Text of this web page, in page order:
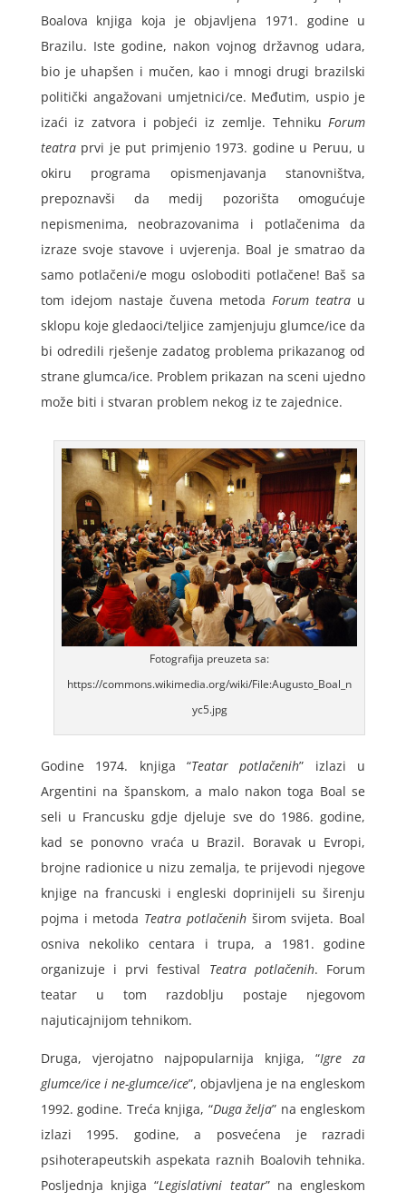
Boalova knjiga koja je objavljena 1971. godine u
Brazilu. Iste godine, nakon vojnog državnog udara,
bio je uhapšen i mučen, kao i mnogi drugi brazilski
politički angažovani umjetnici/ce. Međutim, uspio je
izaći iz zatvora i pobjeći iz zemlje. Tehniku Forum
teatra prvi je put primjenio 1973. godine u Peruu, u
okiru programa opismenjavanja stanovništva,
prepoznavši da medij pozorišta omogućuje
nepismenima, neobrazovanima i potlačenima da
izraze svoje stavove i uvjerenja. Boal je smatrao da
samo potlačeni/e mogu osloboditi potlačene! Baš sa
tom idejom nastaje čuvena metoda Forum teatra u
sklopu koje gledaoci/teljice zamjenjuju glumce/ice da
bi odredili rješenje zadatog problema prikazanog od
strane glumca/ice. Problem prikazan na sceni ujedno
može biti i stvaran problem nekog iz te zajednice.
Fotografija preuzeta sa:
https://commons.wikimedia.org/wiki/File:Augusto_Boal_n
yc5.jpg
Godine 1974. knjiga “Teatar potlačenih” izlazi u
Argentini na španskom, a malo nakon toga Boal se
seli u Francusku gdje djeluje sve do 1986. godine,
kad se ponovno vraća u Brazil. Boravak u Evropi,
brojne radionice u nizu zemalja, te prijevodi njegove
knjige na francuski i engleski doprinijeli su širenju
pojma i metoda Teatra potlačenih širom svijeta. Boal
osniva nekoliko centara i trupa, a 1981. godine
organizuje i prvi festival Teatra potlačenih. Forum
teatar u tom razdoblju postaje njegovom
najuticajnijom tehnikom.
Druga, vjerojatno najpopularnija knjiga, “Igre za
glumce/ice i ne-glumce/ice”, objavljena je na engleskom
1992. godine. Treća knjiga, “Duga želja” na engleskom
izlazi 1995. godine, a posvećena je razradi
psihoterapeutskih aspekata raznih Boalovih tehnika.
Posljednja knjiga “Legislativni teatar” na engleskom